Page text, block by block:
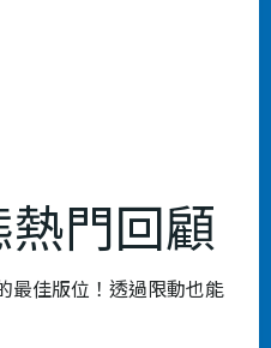
門回顧
最佳版位！透過限動也能